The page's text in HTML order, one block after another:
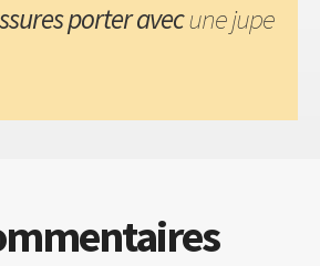
porter avecune jupe